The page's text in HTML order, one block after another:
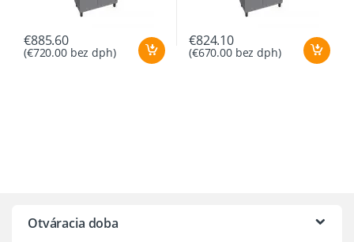
€885.60
(€720.00bez dph)
€824.10
(€670.00bez dph)
Otváracia doba